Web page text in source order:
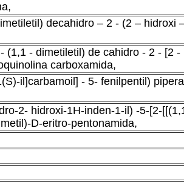
decahidro – 2 - (2 – hidroxi
(1,1 - dimetiletil) de cahidro - 2 - [2 -
carboxamida,
il]carbamoil] - 5- fenilpentil)
2- hidroxi-1H-inden-1-il) -5-[2-
D-eritro-pentonamida,